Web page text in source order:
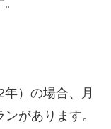
）の場合、月
があります。